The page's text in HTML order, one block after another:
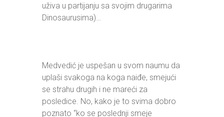
uživa u partijanju sa svojim drugarima
Dinosaurusima)…
Medvedić je uspešan u svom naumu da
uplaši svakoga na koga naiđe, smejući
se strahu drugih i ne mareći za
posledice. No, kako je to svima dobro
poznato “ko se poslednji smeje